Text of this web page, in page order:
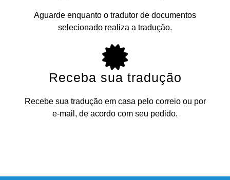
Aguarde enquanto o tradutor de documentos
selecionado realiza a tradução.
Receba sua tradução
Recebe sua tradução em casa pelo correio ou por
e-mail, de acordo com seu pedido.